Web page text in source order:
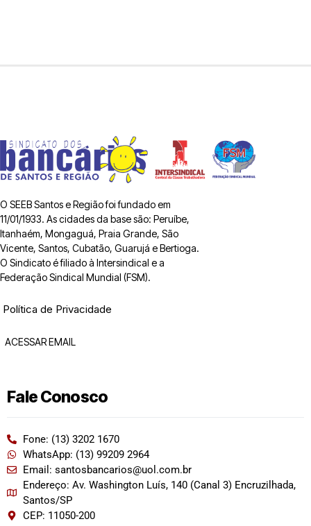
O SEEB Santos e Região foi fundado em
11/01/1933. As cidades da base são: Peruíbe,
Itanhaém, Mongaguá, Praia Grande, São
Vicente, Santos, Cubatão, Guarujá e Bertioga.
O Sindicato é filiado à Intersindical e a
Federação Sindical Mundial (FSM).
Política de Privacidade
ACESSAR EMAIL
Fale Conosco
Fone: (13) 3202 1670
WhatsApp: (13) 99209 2964
Email: santosbancarios@uol.com.br
Endereço: Av. Washington Luís, 140 (Canal 3) Encruzilhada,
Santos/SP
CEP: 11050-200